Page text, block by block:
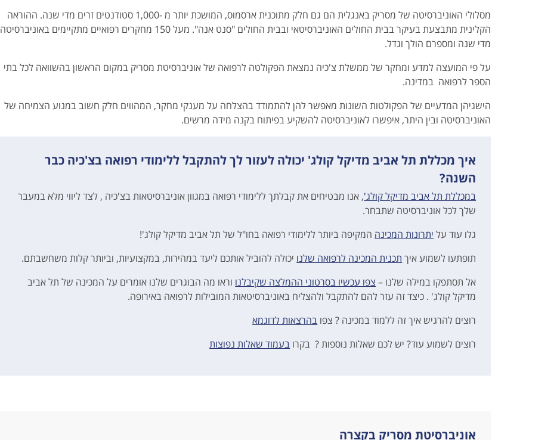
מסלולי האוניברסיטה של ​​מסריק באנגלית הם גם חלק מתוכנית ארסמוס, המושכת יותר מ -1,000 סטודנטים זרים מדי שנה. ההוראה
הקלינית מתבצעת בעיקר בבית החולים האוניברסיטאי ובבית החולים "סנט אנה". מעל 150 מחקרים רפואיים מתקיימים באוניברסיטה
מדי שנה ומספרם הולך וגדל.
על פי המועצה למדע ומחקר של ממשלת צ'כיה נמצאת הפקולטה לרפואה של אוניברסיטת מסריק במקום הראשון בהשוואה לכל בתי
הספר לרפואה במדינה.
הישגיהן המדעיים של הפקולטות השונות מאפשר להן להתמודד בהצלחה על מענקי מחקר, המהווים חלק חשוב במנוע הצמיחה של
האוניברסיטה ובין היתר, איפשרו לאוניברסיטה להשקיע בפיתוח בקנה מידה מרשים.
איך מכללת תל אביב מדיקל קולג' יכולה לעזור לך להתקבל ללימודי רפואה בצ'כיה כבר
השנה?
במכללת תל אביב מדיקל קולג', אנו מבטיחים את קבלתך ללימודי רפואה במגוון אוניברסיטאות בצ'כיה , לצד ליווי מלא במעבר
שלך לכל אוניברסיטה שתבחר.
גלו עוד על יתרונות המכינה המקיפה ביותר ללימודי רפואה בחו"ל של תל אביב מדיקל קולג'!
תופתעו לשמוע איך תכנית המכינה לרפואה שלנו יכולה להוביל אותכם ליעד במהירות, במקצועיות, וביותר קלות משחשבתם.
אל תסתפקו במילה שלנו – צפו עכשיו בסרטוני ההמלצה שקיבלנו וראו מה הבוגרים שלנו אומרים על המכינה של תל אביב
מדיקל קולג' . כיצד זה עזר להם להתקבל ולהצליח באוניברסיטאות המובילות לרפואה באירופה.
רוצים להרגיש איך זה ללמוד במכינה ? צפו בהרצאות לדוגמא
רוצים לשמוע עוד? יש לכם שאלות נוספות ? בקרו בעמוד שאלות נפוצות
אוניברסיטת מסריק בקצרה